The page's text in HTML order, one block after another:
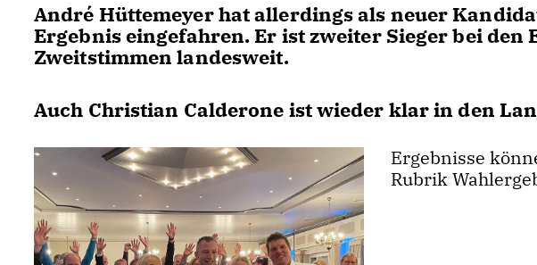
André Hüttemeyer hat allerdings als neuer
Ergebnis eingefahren. Er ist zweiter Sieger bei den
Zweitstimmen landesweit.
Auch Christian Calderone ist wieder klar in den
Ergebnisse
Rubrik